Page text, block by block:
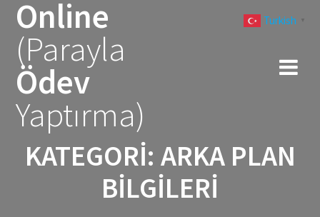
Online
(Parayla
Ödev
Yaptırma)
KATEGORI: ARKA PLAN
BİLGİLERİ
Turkish ▼